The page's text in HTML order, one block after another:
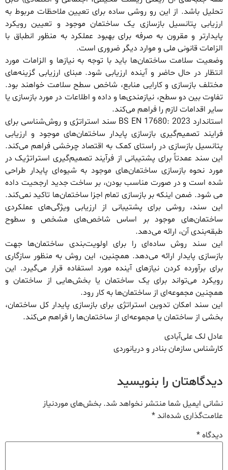
تحلیل باشد. از این رو روشی ساده برای تعیین ملاحظات مربوط به
ارزیابی پتانسیل بازسازی یک ساختمان موجود و تعیین رویکرد
پایدارتر و مقرون به صرفه‌ برای بهبود عملکرد به منظور انطباق با
الزامات قانونی ملی و موارد دیگر ضروری است.
وضعیت سلامت ساختمان‌ها باید با توجه به نیازها و الزامات مورد
انتظار در حال حاضر و آینده ارزیابی شود. مبنای ارزیابی گزینه‌های
مختلف بازسازی و کارایی منابع، شاخص سطح سلامت خواهند بود.
تفاوت بین دو سطح، نیازمندی‌ها و داده و اطلاعات در مورد بازسازی یا
سایر اقدامات لازم را فراهم می‌کند.
استاندارد BS EN 17680: 2023 سند استراتژی و روش‌شناسی برای
فرایند تصمیم‌گیری بازسازی پایدار ساختمان‌های موجود و ارزیابی
پتانسیل بازسازی در راستای کمک به اقتصاد چرخشی فراهم می‌کند.
این سند عمدتاً برای پشتیبانی از فرآیند تصمیم‌گیری استراتژیک در
مورد نحوه بازسازی ساختمان‌های موجود به شیوه‌ای پایدار طراحی
شده است و در صورت مناسب بودن، بر ساخت جدید ارجحیت داده
می شود. ضمن اینکه بر بازسازی تمام اجزا ساختمان‌ها تاکید نمی‌کند.
این سند، روشی برای پشتیبانی از ارزیابی ویژگی‌های عملکردی
ساختمان‌های موجود بر اساس شاخص‌های مشخص و سطوح
طبقه‌بندی آن، ارائه می‌دهد.
این سند روش ساده‌ای را برای اولویت‌بندی ساختمان‌ها جهت
بازسازی پایدار ارائه می‌دهد. همچنین، این روش به منظور سازگاری
برای برآورده کردن نیازهای آینده مورد استفاده قرار می‌گیرد. این
رویکرد می‌تواند برای یک ساختمان یا بخش‌هایی از ساختمان و
همچنین مجموعه‌ای از ساختمان‌ها به کار رود.
این سند امکان تدوین استراتژی برای بازسازی پایدار کل ساختمان،
بخشی از ساختمان یا مجموعه‌ای از ساختمان‌ها را فراهم می‌کند.
عادل لک علی‌آبادی
کارشناس سازمان بنادر و دریانوردی
دیدگاهتان را بنویسید
نشانی ایمیل شما منتشر نخواهد شد. بخش‌های موردنیاز
علامت‌گذاری شده‌اند*
دیدگاه*